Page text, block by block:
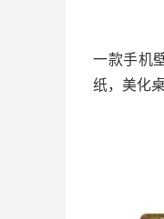
一款手机
纸，美化